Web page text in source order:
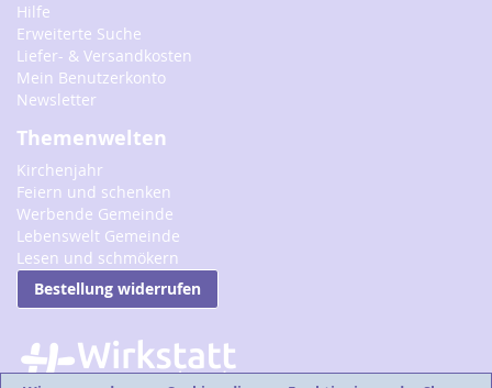
Hilfe
Erweiterte Suche
Liefer- & Versandkosten
Mein Benutzerkonto
Newsletter
Themenwelten
Kirchenjahr
Feiern und schenken
Werbende Gemeinde
Lebenswelt Gemeinde
Lesen und schmökern
Bestellung widerrufen